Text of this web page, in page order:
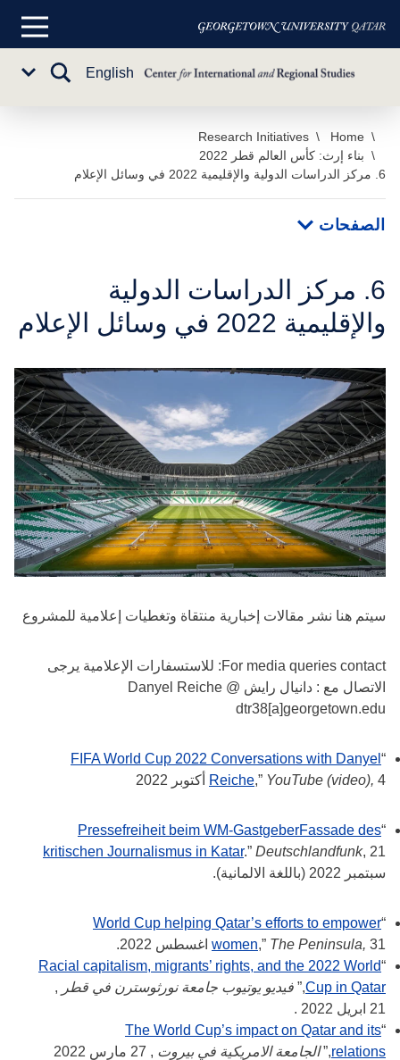
تخطي
المحتوى
الرئيسي
القائمة
English
تبديل
Home
Research Initiatives
بناء إرث: كأس العالم قطر 2022
6. مركز الدراسات الدولية والإقليمية 2022 في وسائل الإعلام
الصفحات
6. مركز الدراسات الدولية
والإقليمية 2022 في وسائل الإعلام
سيتم هنا نشر مقالات إخبارية منتقاة وتغطيات إعلامية للمشروع
For media queries contact: للاستسفارات الإعلامية يرجى
الاتصال مع : دانيال رايش Danyel Reiche @
dtr38[a]georgetown.edu
“
FIFA World Cup 2022 Conversations with Danyel
Reiche,” YouTube (video), 4 أكتوبر 2022
“
Pressefreiheit beim WM-GastgeberFassade des
kritischen Journalismus in Katar.” Deutschlandfunk, 21
سبتمبر 2022 (باللغة الالمانية).
“
World Cup helping Qatar’s efforts to empower
women,” The Peninsula, 31 اغسطس 2022.
“
Racial capitalism, migrants’ rights, and the 2022 World
Cup in Qatar
,” فيديو يوتيوب جامعة نورثوسترن في قطر ,
21 ابريل 2022 .
“
The World Cup’s impact on Qatar and its
relations
,”الجامعة الامريكية في بيروت , 27 مارس 2022